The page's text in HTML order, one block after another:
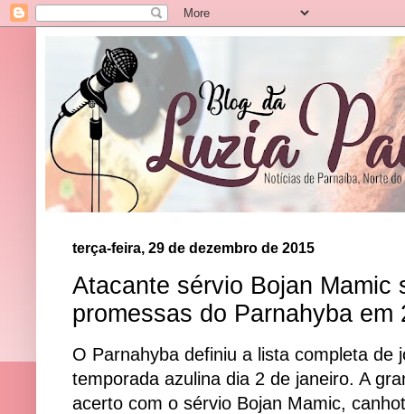
terça-feira, 29 de dezembro de 2015
Atacante sérvio Bojan Mamic
promessas do Parnahyba em
O Parnahyba definiu a lista completa de
temporada azulina dia 2 de janeiro. A
acerto com o sérvio Bojan Mamic,